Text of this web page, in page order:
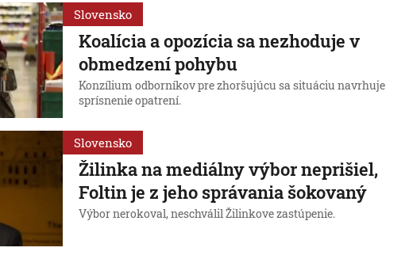
Slovensko
Koalícia a opozícia sa nezhoduje v
obmedzení pohybu
Konzílium odborníkov pre zhoršujúcu sa situáciu navrhuje
sprísnenie opatrení.
Slovensko
Žilinka na mediálny výbor neprišiel,
Foltin je z jeho správania šokovaný
Výbor nerokoval, neschválil Žilinkove zastúpenie.